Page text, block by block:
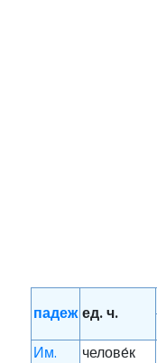
падеж ед. ч.
Им.
челове́к